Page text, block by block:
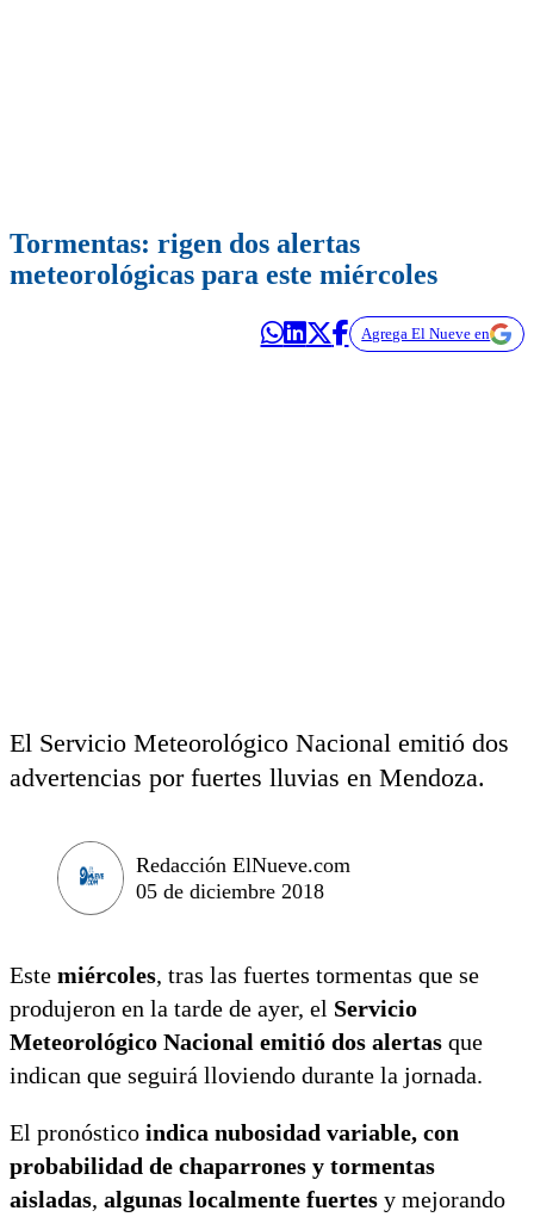
Tormentas: rigen dos alertas
meteorológicas para este miércoles
Agrega El Nueve en
El Servicio Meteorológico Nacional emitió dos
advertencias por fuertes lluvias en Mendoza.
Redacción ElNueve.com
05 de diciembre 2018
Este miércoles, tras las fuertes tormentas que se
produjeron en la tarde de ayer, el Servicio
Meteorológico Nacional emitió dos alertas que
indican que seguirá lloviendo durante la jornada.
El pronóstico indica nubosidad variable, con
probabilidad de chaparrones y tormentas
aisladas, algunas localmente fuertes y mejorando